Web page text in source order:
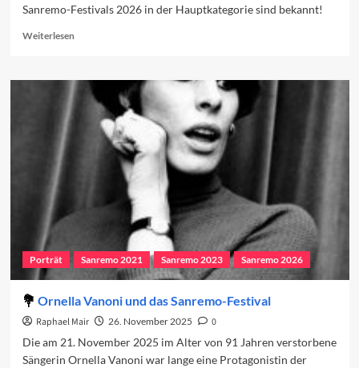
Sanremo-Festivals 2026 in der Hauptkategorie sind bekannt!
WeiterlesenRead
Die
Sanremo-
Teilnehmenden
Porträt Sanremo 2021 Sanremo 2023 Sanremo 2026
Ornella Vanoni und das Sanremo-Festival
Raphael Mair 26. November 2025
0
Die am 21. November 2025 im Alter von 91 Jahren verstorbene
Sängerin Ornella Vanoni war lange eine Protagonistin der